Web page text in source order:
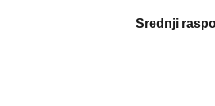
Srednji